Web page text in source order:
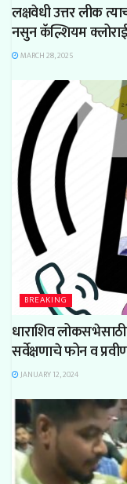
लक्षवेधी उत्तर लीक
नसुन कॅल्शियम
MARCH 28, 2025
BREAKING
धाराशिव
सर्वेक्षणाचे फोन व
JANUARY 12, 2024